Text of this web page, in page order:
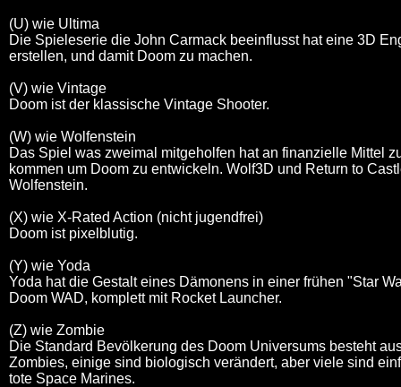
(U) wie Ultima
Die Spieleserie die John Carmack beeinflusst hat eine 3D
erstellen, und damit Doom zu machen.
(V) wie Vintage
Doom ist der klassische Vintage Shooter.
(W) wie Wolfenstein
Das Spiel was zweimal mitgeholfen hat an finanzielle Mittel
kommen um Doom zu entwickeln. Wolf3D und Return to
Wolfenstein.
(X) wie X-Rated Action (nicht jugendfrei)
Doom ist pixelblutig.
(Y) wie Yoda
Yoda hat die Gestalt eines Dämonens in einer frühen "Star
Doom WAD, komplett mit Rocket Launcher.
(Z) wie Zombie
Die Standard Bevölkerung des Doom Universums besteht
Zombies, einige sind biologisch verändert, aber viele sind
tote Space Marines.